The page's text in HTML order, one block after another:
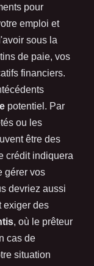
pour
emploi et
sous la
de paie, vos
financiers.
potentiel. Par
ou les
être des
crédit indiquera
gérer vos
devriez aussi
exiger des
, où le prêteur
cas de
situation